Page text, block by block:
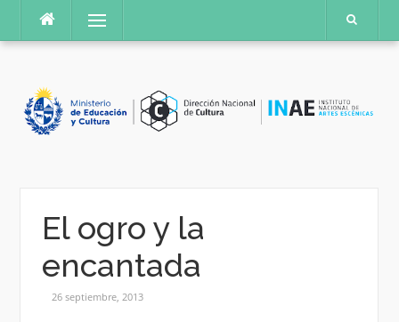
contenido
Menú
El ogro y la
encantada
26 septiembre, 2013